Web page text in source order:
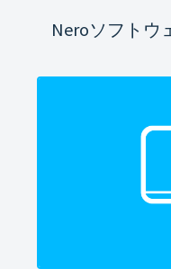
Neroソフトウ